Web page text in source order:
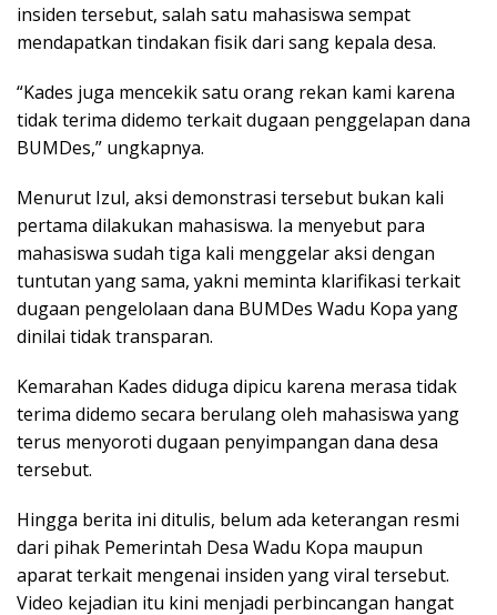
insiden tersebut, salah satu mahasiswa sempat
mendapatkan tindakan fisik dari sang kepala desa.
“Kades juga mencekik satu orang rekan kami karena
tidak terima didemo terkait dugaan penggelapan dana
BUMDes,” ungkapnya.
Menurut Izul, aksi demonstrasi tersebut bukan kali
pertama dilakukan mahasiswa. Ia menyebut para
mahasiswa sudah tiga kali menggelar aksi dengan
tuntutan yang sama, yakni meminta klarifikasi terkait
dugaan pengelolaan dana BUMDes Wadu Kopa yang
dinilai tidak transparan.
Kemarahan Kades diduga dipicu karena merasa tidak
terima didemo secara berulang oleh mahasiswa yang
terus menyoroti dugaan penyimpangan dana desa
tersebut.
Hingga berita ini ditulis, belum ada keterangan resmi
dari pihak Pemerintah Desa Wadu Kopa maupun
aparat terkait mengenai insiden yang viral tersebut.
Video kejadian itu kini menjadi perbincangan hangat